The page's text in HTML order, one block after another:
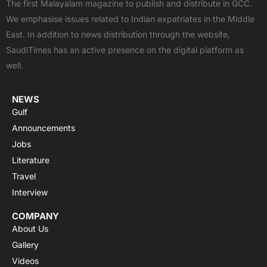
b
o
o
k
i
t
t
e
u
b
e
s
a
p
p
a
g
r
a
The first Malayalam magazine to publish and distribute in GCC.
We emphasise issues related to Indian expatriates in the Middle
East. In addition to news distribution through the website,
SaudiTimes has an active presence on the digital platform as
well.
NEWS
Gulf
Announcements
Jobs
Literature
Travel
Interview
COMPANY
About Us
Gallery
Videos